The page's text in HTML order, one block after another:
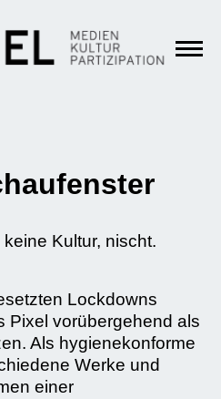
Kultur, nischt.
Lockdowns
Pixel vorübergehend als
Als hygienekonforme
Werke und
einer